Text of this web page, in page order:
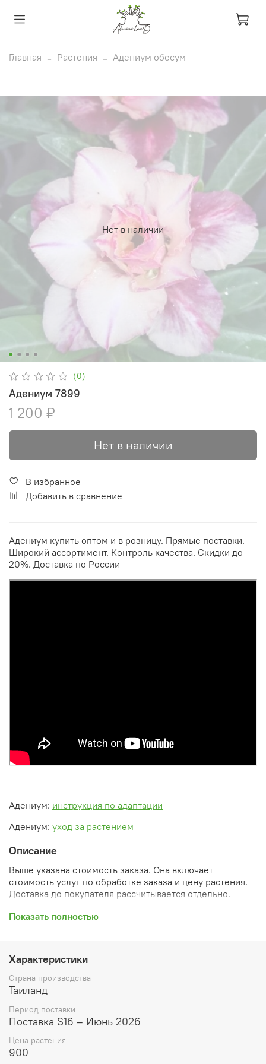
Главная Растения Адениум обесум
Нет в наличии
(0)
Адениум 7899
1 200 ₽
Нет в наличии
В избранное
Добавить в сравнение
Адениум купить оптом и в розницу. Прямые поставки.
Широкий ассортимент. Контроль качества. Скидки до
20%. Доставка по России
Адениум: инструкция по адаптации
Адениум: уход за растением
Описание
Выше указана стоимость заказа. Она включает
стоимость услуг по обработке заказа и цену растения.
Доставка до покупателя рассчитывается отдельно.
После оформления заказа вы получите его
скидки, уточнен способ доставки, сделано
бронирование и т.д.). Затем вам будут высланы
согласованные счета со ссылками на оплату услуг и
растений. При этом предварительный заказ теряет силу.
Внимание: фото в каталоге демонстрирует сорт, а не
размере, указанном в карточке товара ниже.
Показать полностью
Характеристики
Страна производства
Таиланд
Период поставки
Поставка S16 – Июнь 2026
Цена растения
900